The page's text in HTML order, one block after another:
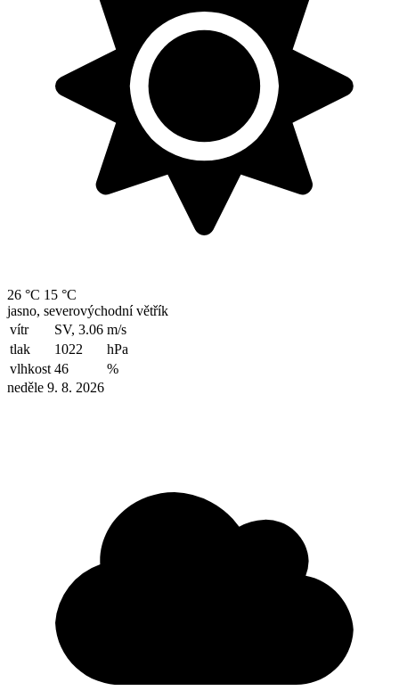
26 °C 15 °C
jasno, severovýchodní větřík
vítr
SV, 3.06 m/s
tlak
1022
hPa
vlhkost 46
%
neděle 9. 8. 2026